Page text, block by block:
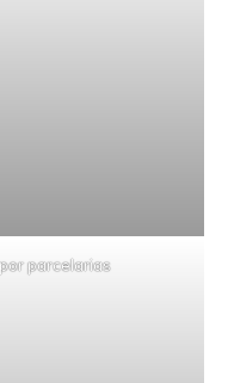
parcelarias